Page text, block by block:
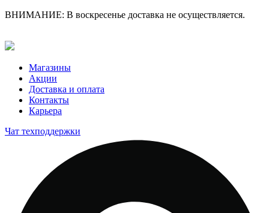
ВНИМАНИЕ: В воскресенье доставка не осуществляется.
Магазины
Акции
Доставка и оплата
Контакты
Карьера
Чат техподдержки